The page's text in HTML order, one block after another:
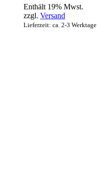
Enthält 19% Mwst.
zzgl. Versand
Lieferzeit: ca. 2-3 Werktage